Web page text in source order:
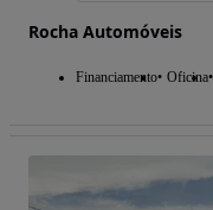
Rocha Automóveis
Financiamento Oficina